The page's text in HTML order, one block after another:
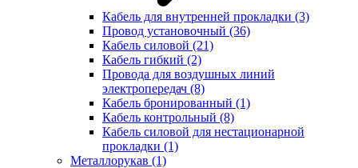
Кабель для внутренней прокладки (3)
Провод установочный (36)
Кабель силовой (21)
Кабель гибкий (2)
Провода для воздушных линий
электропередач (8)
Кабель бронированный (1)
Кабель контрольный (8)
Кабель силовой для нестационарной
прокладки (1)
Металлорукав (1)